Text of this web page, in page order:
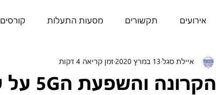
אירועים תקשורים מסעות התעלות קורסים
הקרונה והשפעת ה5G על עולמנו
איילת סגל 13 במרץ 2020 זמן קריאה 4 דקות